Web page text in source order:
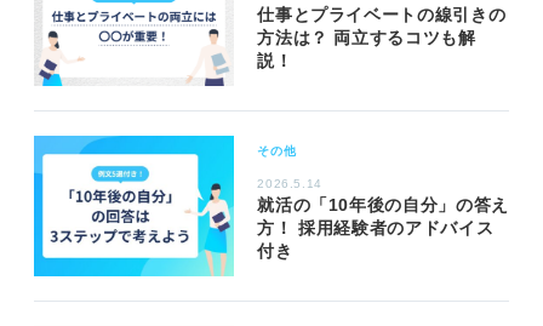
仕事とプライベートの線引きの
方法は？ 両立するコツも解
説！
その他
2026.5.14
就活の「10年後の自分」の答え
方！ 採用経験者のアドバイス
付き